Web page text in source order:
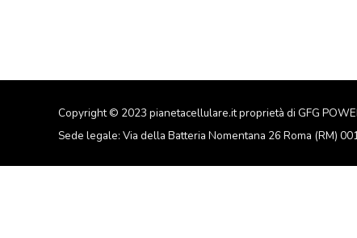
Copyright © 2023 pianetacellulare.it proprietà di GFG
Sede legale: Via della Batteria Nomentana 26 Roma (RM)